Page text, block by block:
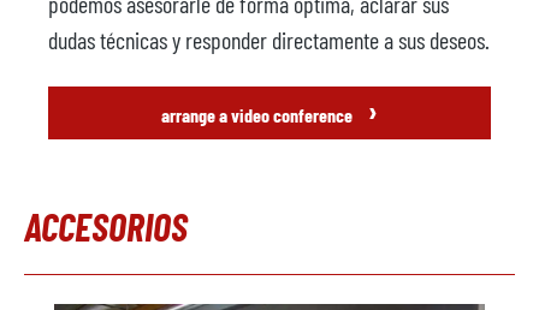
dudas técnicas y responder directamente a sus deseos.
arrange a video conference ›
ACCESORIOS